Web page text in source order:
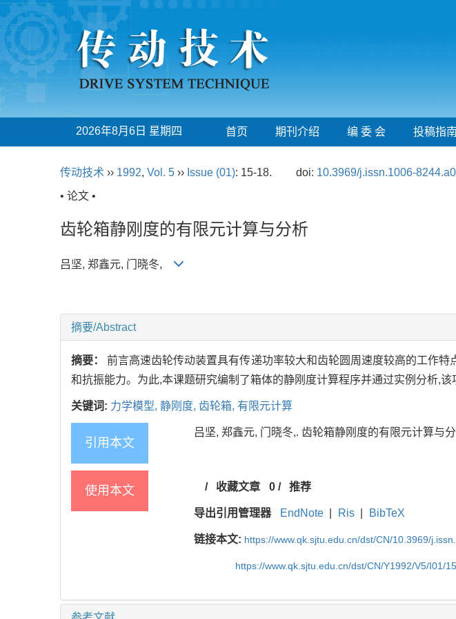
2026年8月6日 星期四 首页 期刊介绍 编 委 会 投稿指南
传动技术 ›› 1992, Vol. 5 ›› Issue (01): 15-18. doi: 10.3969/j.issn.1006-
• 论文 •
齿轮箱静刚度的有限元计算与分析
吕坚, 郑鑫元, 门晓冬,
摘要/Abstract
摘要：前言高速齿轮传动装置具有传递功率较大和齿轮圆周速度较高的工作
和抗振能力。为此,本课题研究编制了箱体的静刚度计算程序并通过实例分析,该
关键词: 力学模型, 静刚度, 齿轮箱, 有限元计算
引用本文
吕坚, 郑鑫元, 门晓冬,. 齿轮箱静刚度的有限元计算与
使用本文 / 收藏文章 0/ 推荐
导出引用管理器 EndNote Ris BibTeX
链接本文: https://www.qk.sjtu.edu.cn/dst/CN/10.3969/
https://www.qk.sjtu.edu.cn/dst/CN/Y1992/V5/I01/15